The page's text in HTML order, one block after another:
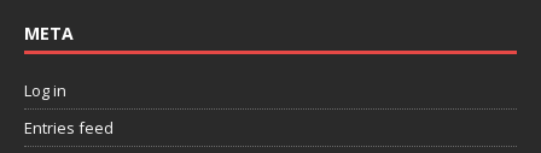
META
Log in
Entries feed